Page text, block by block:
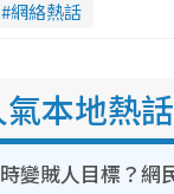
網絡熱話
本地熱話